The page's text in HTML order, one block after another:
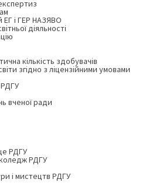
ЕГ і ГЕР НАЗЯВО
діяльності
кількість здобувачів
згідно з ліцензійними умовами
вченої ради
РДГУ
РДГУ
і мистецтв РДГУ